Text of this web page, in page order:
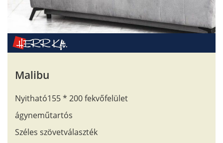
Malibu
Nyitható155 * 200 fekvőfelület
ágyneműtartós
Széles szövetválaszték